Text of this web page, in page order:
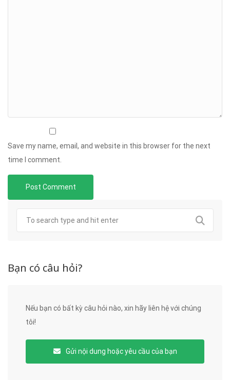
Save my name, email, and website in this browser for the next
time I comment.
Bạn có câu hỏi?
Nếu bạn có bất kỳ câu hỏi nào, xin hãy liên hệ với chúng
tôi!
Gửi nội dung hoặc yêu cầu của bạn